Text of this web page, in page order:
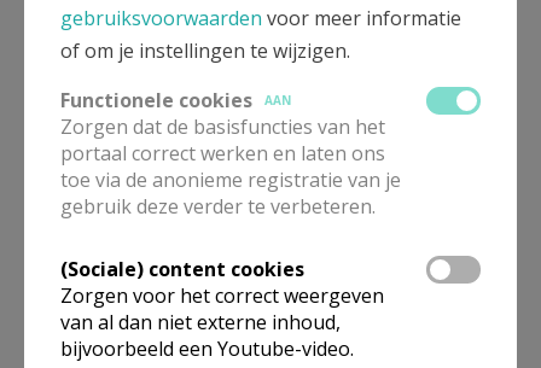
Gepubliceerd door
Sint-Corneliusparochie Ninove
gebruiksvoorwaarden voor meer informatie
of om je instellingen te wijzigen.
Functionele cookies
AAN
Zorgen dat de basisfuncties van het
portaal correct werken en laten ons
toe via de anonieme registratie van je
gebruik deze verder te verbeteren.
(Sociale) content cookies
Zorgen voor het correct weergeven
van al dan niet externe inhoud,
bijvoorbeeld een Youtube-video.